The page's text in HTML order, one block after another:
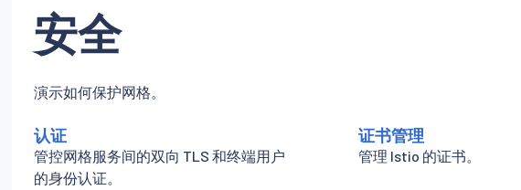
安全
演示如何保护网格。
认证
管控网格服务间的双向 TLS 和终端用户
的身份认证。
证书管理
管理 Istio 的证书。